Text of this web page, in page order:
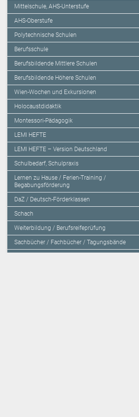
Mittelschule, AHS-Unterstufe
AHS-Oberstufe
Polytechnische Schulen
Berufsschule
Berufsbildende Mittlere Schulen
Berufsbildende Höhere Schulen
Wien-Wochen und Exkursionen
Holocaustdidaktik
Montessori-Pädagogik
LEMI HEFTE
LEMI HEFTE – Version Deutschland
Schulbedarf, Schulpraxis
Lernen zu Hause / Ferien-Training /
Begabungsförderung
DaZ / Deutsch-Förderklassen
Schach
Weiterbildung / Berufsreifeprüfung
Sachbücher / Fachbücher / Tagungsbände